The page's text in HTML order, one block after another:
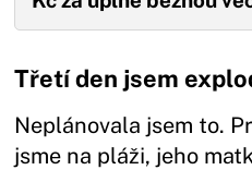
Třetí den jsem
Neplánovala jsem to.
jsme na pláži, jeho